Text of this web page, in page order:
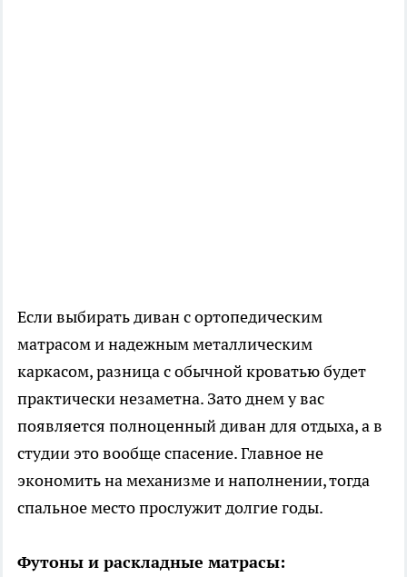
Если выбирать диван с ортопедическим
матрасом и надежным металлическим
каркасом, разница с обычной кроватью будет
практически незаметна. Зато днем у вас
появляется полноценный диван для отдыха, а в
студии это вообще спасение. Главное не
экономить на механизме и наполнении, тогда
спальное место прослужит долгие годы.
Футоны и раскладные матрасы: